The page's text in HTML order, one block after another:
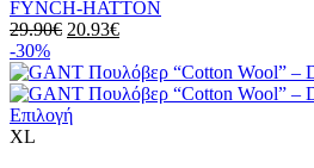
FYNCH-HATTON
29.90€ 20.93€
-30%
Επιλογή
XL